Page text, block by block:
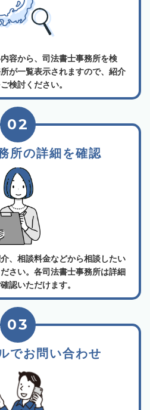
容から、司法書士事務所を検
が一覧表示されますので、紹介
検討ください。
所の詳細を確認
02
、相談料金などから相談したい
さい。各司法書士事務所は詳細
認いただけます。
でお問い合わせ
03